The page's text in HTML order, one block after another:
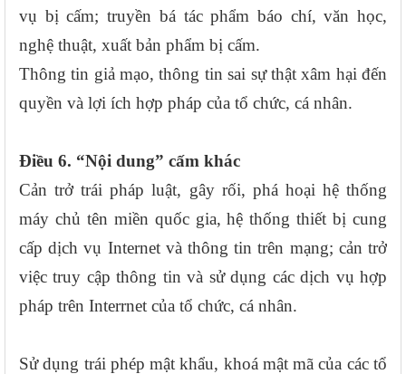
vụ bị cấm; truyền bá tác phẩm báo chí, văn học,
nghệ thuật, xuất bản phẩm bị cấm.
Thông tin giả mạo, thông tin sai sự thật xâm hại đến
quyền và lợi ích hợp pháp của tổ chức, cá nhân.
Điều 6. “Nội dung” cấm khác
Cản trở trái pháp luật, gây rối, phá hoại hệ thống
máy chủ tên miền quốc gia, hệ thống thiết bị cung
cấp dịch vụ Internet và thông tin trên mạng; cản trở
việc truy cập thông tin và sử dụng các dịch vụ hợp
pháp trên Interrnet của tổ chức, cá nhân.
Sử dụng trái phép mật khẩu, khoá mật mã của các tổ